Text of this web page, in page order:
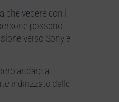
che vedere con i
possono
verso Sony e
andare a
indirizzato dalle